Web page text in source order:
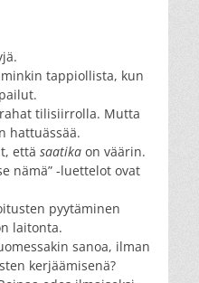
tappiollista, kun
rahat tilisiirrolla. Mutta
hattuässää.
että saatika on väärin.
nämä” -luettelot ovat
pyytäminen
laitonta.
sanoa, ilman
kerjäämisenä?